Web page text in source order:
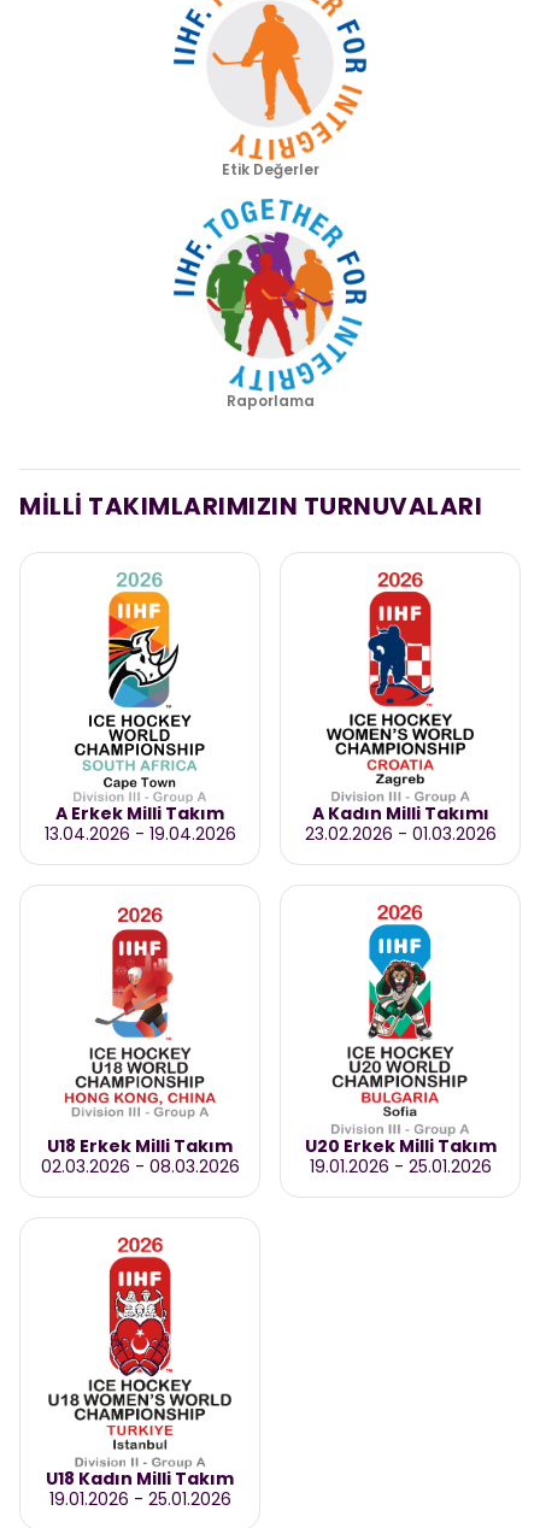
Etik Değerler
Raporlama
MİLLİ TAKIMLARIMIZIN TURNUVALARI
A Erkek Milli Takım
13.04.2026 - 19.04.2026
A Kadın Milli Takımı
23.02.2026 - 01.03.2026
U18 Erkek Milli Takım
02.03.2026 - 08.03.2026
U20 Erkek Milli Takım
19.01.2026 - 25.01.2026
U18 Kadın Milli Takım
19.01.2026 - 25.01.2026